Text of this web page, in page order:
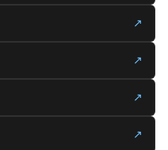
↗
↗
↗
↗